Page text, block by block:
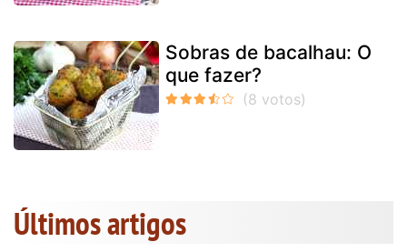
Sobras de bacalhau: O
que fazer?
Últimos artigos